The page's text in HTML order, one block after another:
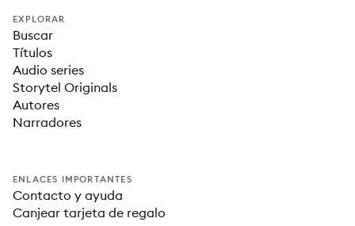
EXPLORAR
Buscar
Títulos
Audio series
Storytel Originals
Autores
Narradores
ENLACES IMPORTANTES
Contacto y ayuda
Canjear tarjeta de regalo